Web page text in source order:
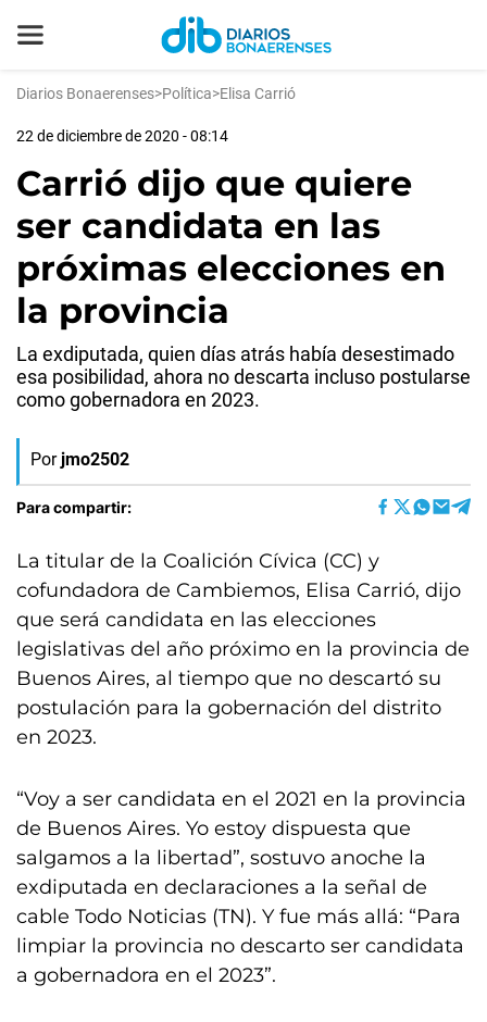
Diarios Bonaerenses>Política>Elisa Carrió
22 de diciembre de 2020 - 08:14
Carrió dijo que quiere
ser candidata en las
próximas elecciones en
la provincia
La exdiputada, quien días atrás había desestimado
esa posibilidad, ahora no descarta incluso postularse
como gobernadora en 2023.
Por jmo2502
Para compartir:
La titular de la Coalición Cívica (CC) y
cofundadora de Cambiemos, Elisa Carrió, dijo
que será candidata en las elecciones
legislativas del año próximo en la provincia de
Buenos Aires, al tiempo que no descartó su
postulación para la gobernación del distrito
en 2023.
“Voy a ser candidata en el 2021 en la provincia
de Buenos Aires. Yo estoy dispuesta que
salgamos a la libertad”, sostuvo anoche la
exdiputada en declaraciones a la señal de
cable Todo Noticias (TN). Y fue más allá: “Para
limpiar la provincia no descarto ser candidata
a gobernadora en el 2023”.